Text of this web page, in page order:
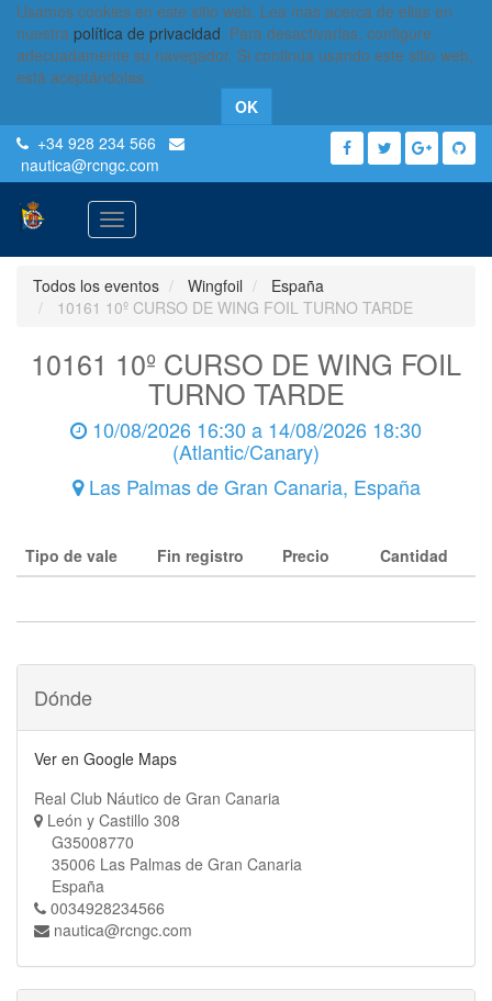
Usamos cookies en este sitio web. Lea más acerca de ellas en
nuestra política de privacidad. Para desactivarlas, configure
adecuadamente su navegador. Si continúa usando este sitio web,
está aceptándolas.
OK
+34 928 234 566
nautica@rcngc.com
Activar
navegación
Todos los eventos
Wingfoil
España
10161 10º CURSO DE WING FOIL TURNO TARDE
10161 10º CURSO DE WING FOIL
TURNO TARDE
10/08/2026 16:30 a 14/08/2026 18:30
(Atlantic/Canary)
Las Palmas de Gran Canaria, España
Tipo de vale Fin registro Precio Cantidad
Dónde
Ver en Google Maps
Real Club Náutico de Gran Canaria
León y Castillo 308
G35008770
35006 Las Palmas de Gran Canaria
España
0034928234566
nautica@rcngc.com